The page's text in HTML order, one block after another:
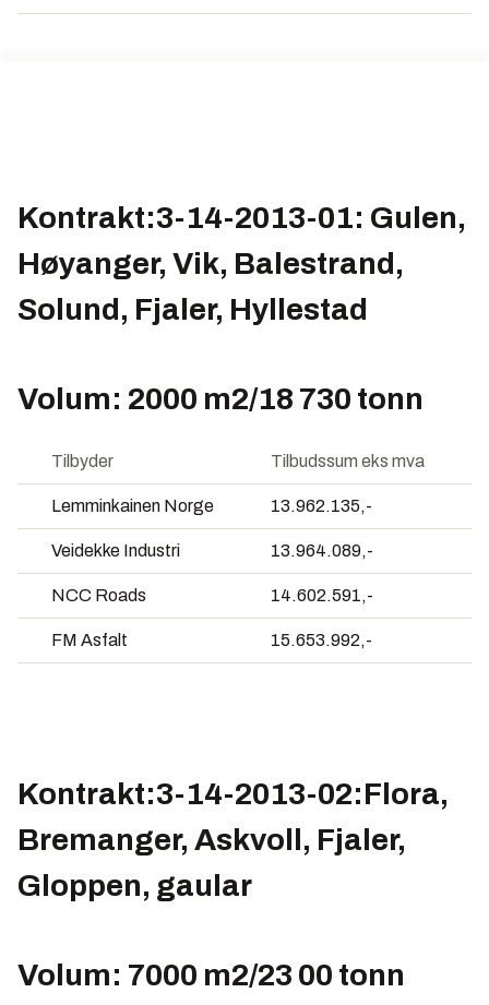
Kontrakt:3-14-2013-01: Gulen,
Høyanger, Vik, Balestrand,
Solund, Fjaler, Hyllestad
Volum: 2000 m2/18 730 tonn
Tilbyder Tilbudssum eks mva
Lemminkainen Norge 13.962.135,-
Veidekke Industri 13.964.089,-
NCC Roads 14.602.591,-
FM Asfalt 15.653.992,-
Kontrakt:3-14-2013-02:Flora,
Bremanger, Askvoll, Fjaler,
Gloppen, gaular
Volum: 7000 m2/23 00 tonn